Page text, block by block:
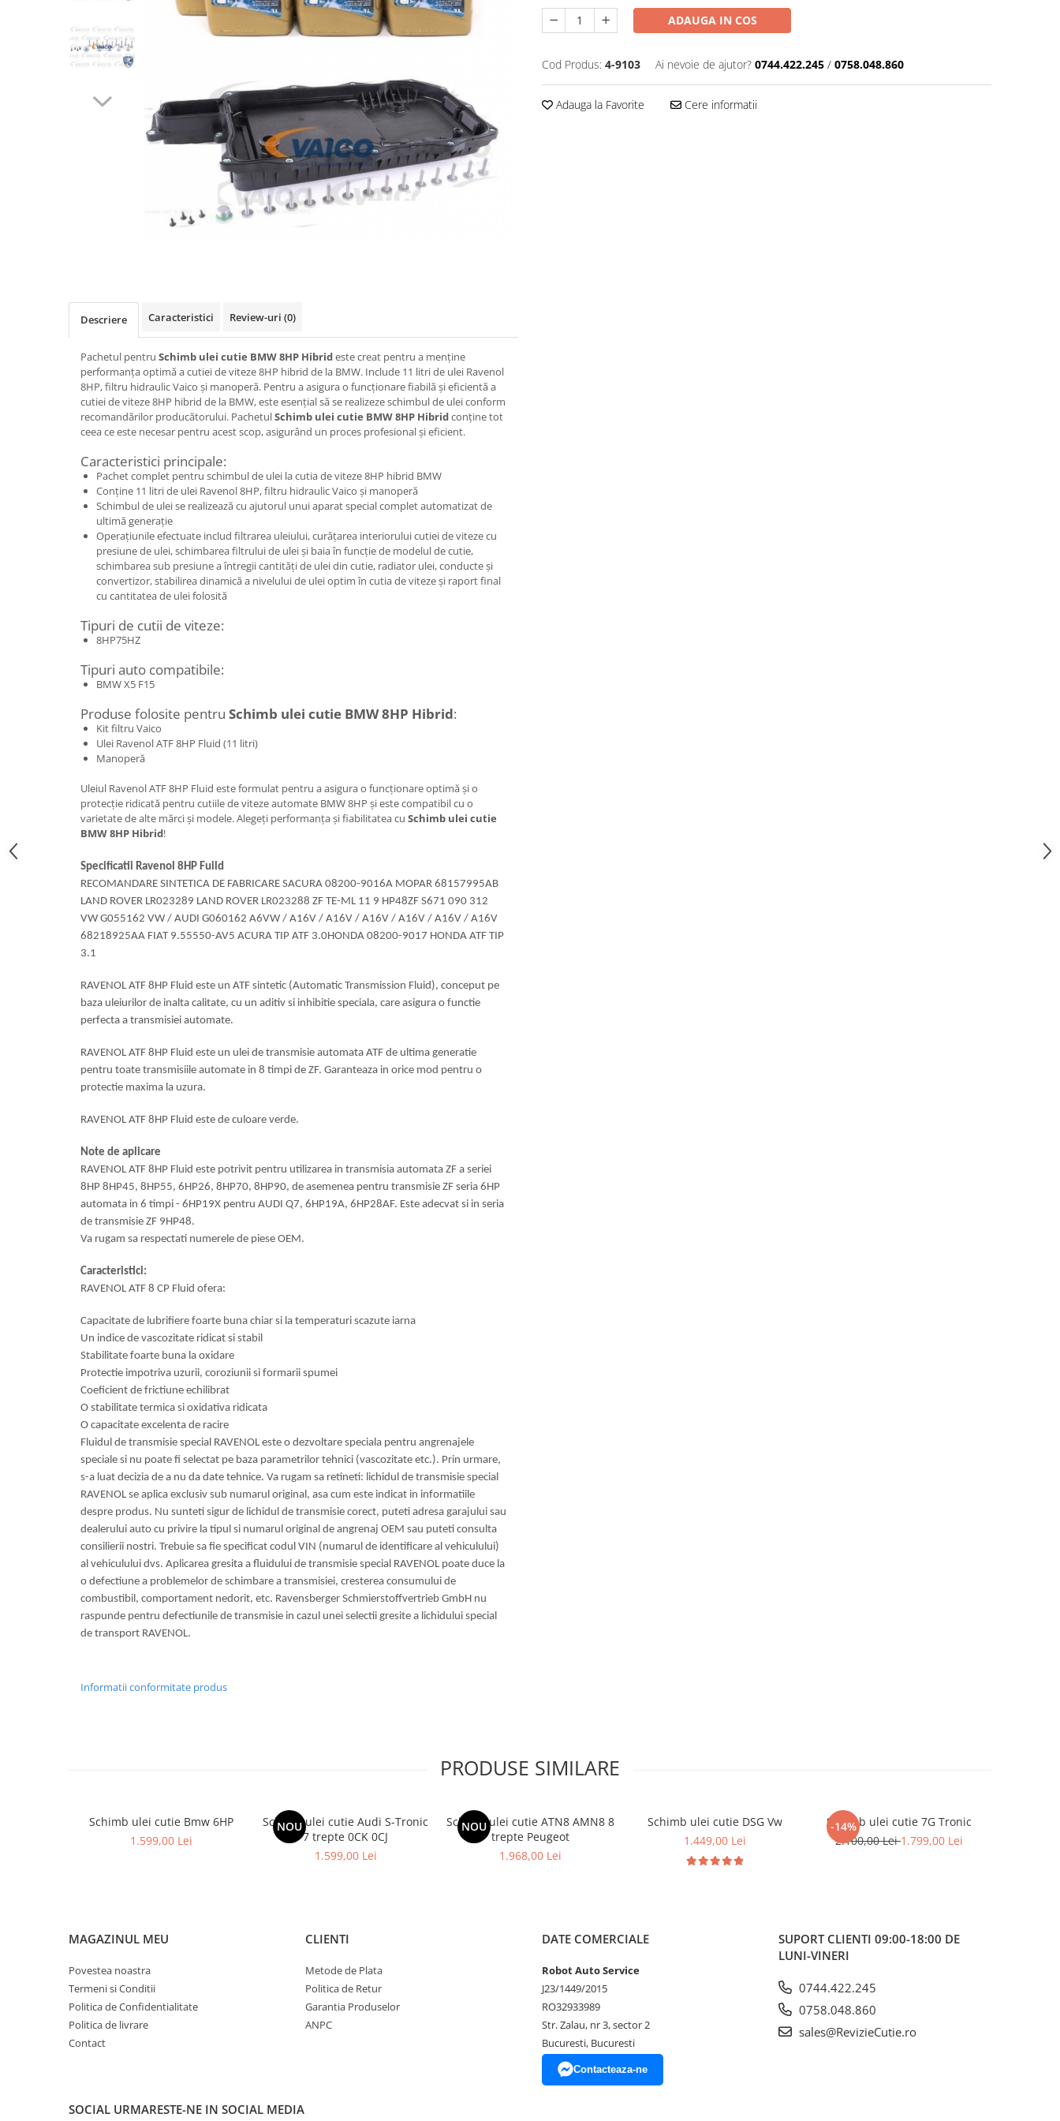
ADAUGA IN COS
Cod Produs: 4-9103 Ai nevoie de ajutor? 0744.422.245 / 0758.048.860
Adauga la Favorite Cere informatii
Descriere Caracteristici Review-uri (0)
Pachetul pentru Schimb ulei cutie BMW 8HP Hibrideste creat pentru a menține
performanța optimă a cutiei de viteze 8HP hibrid de la BMW. Include 11 litri de ulei Ravenol
8HP, filtru hidraulic Vaico și manoperă. Pentru a asigura o funcționare fiabilă și eficientă a
cutiei de viteze 8HP hibrid de la BMW, este esențial să se realizeze schimbul de ulei conform
recomandărilor producătorului. PachetulSchimb ulei cutie BMW 8HP Hibridconține tot
ceea ce este necesar pentru acest scop, asigurând un proces profesional și eficient.
Caracteristici principale:
Pachet complet pentru schimbul de ulei la cutia de viteze 8HP hibrid BMW
Conține 11 litri de ulei Ravenol 8HP, filtru hidraulic Vaico și manoperă
Schimbul de ulei se realizează cu ajutorul unui aparat special complet automatizat de
ultimă generație
Operațiunile efectuate includ filtrarea uleiului, curățarea interiorului cutiei de viteze cu
presiune de ulei, schimbarea filtrului de ulei și baia în funcție de modelul de cutie,
schimbarea sub presiune a întregii cantități de ulei din cutie, radiator ulei, conducte și
convertizor, stabilirea dinamică a nivelului de ulei optim în cutia de viteze și raport final
cu cantitatea de ulei folosită
Tipuri de cutii de viteze:
8HP75HZ
Tipuri auto compatibile:
BMW X5 F15
Produse folosite pentru Schimb ulei cutie BMW 8HP Hibrid:
Kit filtru Vaico
Ulei Ravenol ATF 8HP Fluid (11 litri)
Manoperă
Uleiul Ravenol ATF 8HP Fluid este formulat pentru a asigura o funcționare optimă și o
protecție ridicată pentru cutiile de viteze automate BMW 8HP și este compatibil cu o
varietate de alte mărci și modele. Alegeți performanța și fiabilitatea cu Schimb ulei cutie
BMW 8HP Hibrid!
Specificatii Ravenol 8HP Fuild
RECOMANDARE SINTETICA DE FABRICARE SACURA 08200-9016A MOPAR 68157995AB
LAND ROVER LR023289 LAND ROVER LR023288 ZF TE-ML 11 9 HP48ZF S671 090 312
VW G055162 VW / AUDI G060162 A6VW / A16V / A16V / A16V / A16V / A16V / A16V
68218925AA FIAT 9.55550-AV5 ACURA TIP ATF 3.0HONDA 08200-9017 HONDA ATF TIP
3.1
RAVENOL ATF 8HP Fluid este un ATF sintetic (Automatic Transmission Fluid), conceput pe
baza uleiurilor de inalta calitate, cu un aditiv si inhibitie speciala, care asigura o functie
perfecta a transmisiei automate.
RAVENOL ATF 8HP Fluid este un ulei de transmisie automata ATF de ultima generatie
pentru toate transmisiile automate in 8 timpi de ZF. Garanteaza in orice mod pentru o
protectie maxima la uzura.
RAVENOL ATF 8HP Fluid este de culoare verde.
Note de aplicare
RAVENOL ATF 8HP Fluid este potrivit pentru utilizarea in transmisia automata ZF a seriei
8HP 8HP45, 8HP55, 6HP26, 8HP70, 8HP90, de asemenea pentru transmisie ZF seria 6HP
automata in 6 timpi - 6HP19X pentru AUDI Q7, 6HP19A, 6HP28AF. Este adecvat si in seria
de transmisie ZF 9HP48.
Va rugam sa respectati numerele de piese OEM.
Caracteristici:
RAVENOL ATF 8 CP Fluid ofera:
Capacitate de lubrifiere foarte buna chiar si la temperaturi scazute iarna
Un indice de vascozitate ridicat si stabil
Stabilitate foarte buna la oxidare
Protectie impotriva uzurii, coroziunii si formarii spumei
Coeficient de frictiune echilibrat
O stabilitate termica si oxidativa ridicata
O capacitate excelenta de racire
Fluidul de transmisie special RAVENOL este o dezvoltare speciala pentru angrenajele
speciale si nu poate fi selectat pe baza parametrilor tehnici (vascozitate etc.). Prin urmare,
s-a luat decizia de a nu da date tehnice. Va rugam sa retineti: lichidul de transmisie special
RAVENOL se aplica exclusiv sub numarul original, asa cum este indicat in informatiile
despre produs. Nu sunteti sigur de lichidul de transmisie corect, puteti adresa garajului sau
dealerului auto cu privire la tipul si numarul original de angrenaj OEM sau puteti consulta
consilierii nostri. Trebuie sa fie specificat codul VIN (numarul de identificare al vehiculului)
al vehiculului dvs. Aplicarea gresita a fluidului de transmisie special RAVENOL poate duce la
o defectiune a problemelor de schimbare a transmisiei, cresterea consumului de
combustibil, comportament nedorit, etc. Ravensberger Schmierstoffvertrieb GmbH nu
raspunde pentru defectiunile de transmisie in cazul unei selectii gresite a lichidului special
de transport RAVENOL.
Informatii conformitate produs
PRODUSE SIMILARE
Schimb ulei cutie Bmw 6HP
1.599,00 Lei
NOU
Schimb ulei cutie Audi S-Tronic
7 trepte 0CK 0CJ
1.599,00 Lei
NOU
Schimb ulei cutie ATN8 AMN8 8
trepte Peugeot
1.968,00 Lei
Schimb ulei cutie DSG Vw
1.449,00 Lei
-14%
Schimb ulei cutie 7G Tronic
2.100,00 Lei1.799,00 Lei
MAGAZINUL MEU
Povestea noastra
Termeni si Conditii
Politica de Confidentialitate
Politica de livrare
Contact
CLIENTI
Metode de Plata
Politica de Retur
Garantia Produselor
ANPC
DATE COMERCIALE
Robot Auto Service
J23/1449/2015
RO32933989
Str. Zalau, nr 3, sector 2
Bucuresti, Bucuresti
Contacteaza-ne
SUPORT CLIENTI 09:00-18:00 DE
LUNI-VINERI
0744.422.245
0758.048.860
sales@RevizieCutie.ro
SOCIAL URMARESTE-NE IN SOCIAL MEDIA